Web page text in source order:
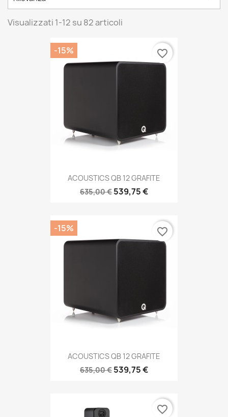
Visualizzati 1-12 su 82 articoli
ACOUSTICS QB 12 GRAFITE
635,00 € 539,75 €
-15% favorite_border
ACOUSTICS QB 12 GRAFITE
635,00 € 539,75 €
-15% favorite_border
favorite_border